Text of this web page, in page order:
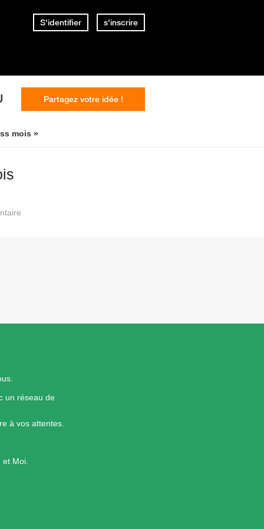
S'identifier s'inscrire
Partagez votre idée !
mois »
un réseau de
à vos attentes.
Moi.